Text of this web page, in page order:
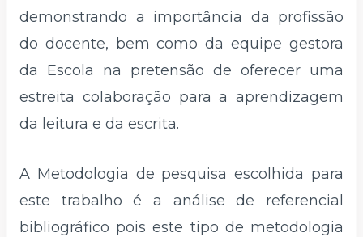
demonstrando a importância da profissão
do docente, bem como da equipe gestora
da Escola na pretensão de oferecer uma
estreita colaboração para a aprendizagem
da leitura e da escrita.
A Metodologia de pesquisa escolhida para
este trabalho é a análise de referencial
bibliográfico pois este tipo de metodologia